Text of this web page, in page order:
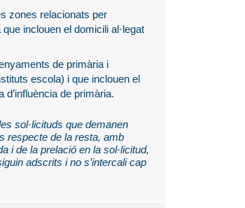
zones relacionats per
inclouen el domicili al·legat
de primària i
escola) i que inclouen el
d’influència de primària.
sol·licituds que demanen
respecte de la resta, amb
i de la prelació en la sol·licitud,
adscrits i no s’intercali cap